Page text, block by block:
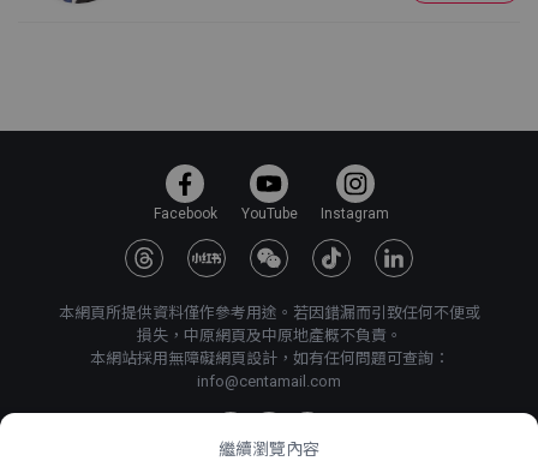
繼續瀏覽內容
Facebook YouTube Instagram
本網頁所提供資料僅作參考用途。若因錯漏而引致任何不便或
損失，中原網頁及中原地產概不負責。
本網站採用無障礙網頁設計，如有任何問題可查詢：
info@centamail.com